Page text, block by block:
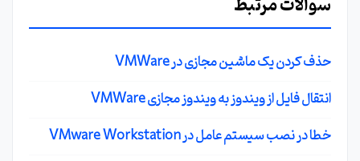
سوالات مرتبط
حذف کردن یک ماشین مجازی در VMWare
انتقال فایل از ویندوز به ویندوز مجازی VMWare
خطا در نصب سیستم عامل در VMware Workstation